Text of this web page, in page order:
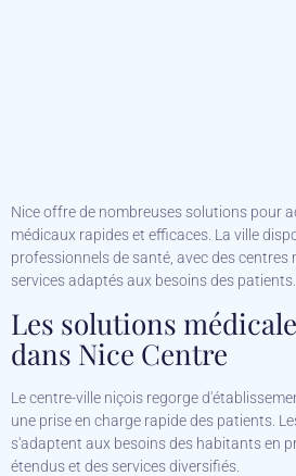
Nice offre de nombreuses solutions pour
médicaux rapides et efficaces. La ville
professionnels de santé, avec des centres
services adaptés aux besoins des patients.
Les solutions
dans Nice Centre
Le centre-ville niçois regorge
une prise en charge rapide des patients.
s'adaptent aux besoins des habitants en
étendus et des services diversifiés.